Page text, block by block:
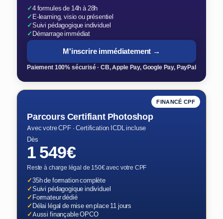
✓4 formules de 14h à 28h
✓E-learning, visio ou présentiel
✓Suivi pédagogique individuel
✓Démarrage immédiat
M'inscrire immédiatement →
Paiement 100% sécurisé · CB, Apple Pay, Google Pay, PayPal
FINANCÉ CPF
Parcours Certifiant Photoshop
Avec votre CPF · Certification ICDL incluse
Dès
1 549€
Reste à charge légal de 150€ avec votre CPF
✓35h de formation complète
✓Suivi pédagogique individuel
✓Formateur dédié
✓Délai légal de mise en place 11 jours
✓Aussi finançable OPCO